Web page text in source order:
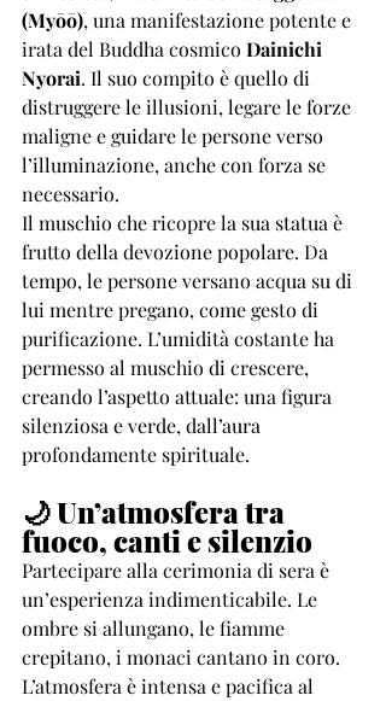
(Myōō), una manifestazione potente e
irata del Buddha cosmico Dainichi
Nyorai. Il suo compito è quello di
distruggere le illusioni, legare le forze
maligne e guidare le persone verso
l’illuminazione, anche con forza se
necessario.
Il muschio che ricopre la sua statua è
frutto della devozione popolare. Da
tempo, le persone versano acqua su di
lui mentre pregano, come gesto di
purificazione. L’umidità costante ha
permesso al muschio di crescere,
creando l’aspetto attuale: una figura
silenziosa e verde, dall’aura
profondamente spirituale.
🌙 Un’atmosfera tra
fuoco, canti e silenzio
Partecipare alla cerimonia di sera è
un’esperienza indimenticabile. Le
ombre si allungano, le fiamme
crepitano, i monaci cantano in coro.
L’atmosfera è intensa e pacifica al